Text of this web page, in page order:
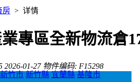
新竹市 新竹縣 宜蘭縣 基隆市
房 > 详情
專區全新物流倉
2026-01-27 物件编码: F15298